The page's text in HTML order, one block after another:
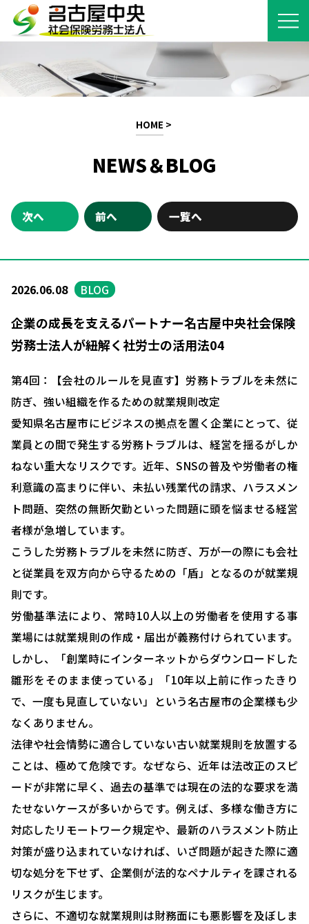
HOME >
NEWS＆BLOG
次へ 前へ 一覧へ
2026.06.08 BLOG
企業の成長を支えるパートナー――名古屋中央社会保険
労務士法人が紐解く社労士の活用法04
第4回：【会社のルールを見直す】労務トラブルを未然に
防ぎ、強い組織を作るための就業規則改定
愛知県名古屋市にビジネスの拠点を置く企業にとって、従
業員との間で発生する労務トラブルは、経営を揺るがしか
ねない重大なリスクです。近年、SNSの普及や労働者の権
利意識の高まりに伴い、未払い残業代の請求、ハラスメン
ト問題、突然の無断欠勤といった問題に頭を悩ませる経営
者様が急増しています。
こうした労務トラブルを未然に防ぎ、万が一の際にも会社
と従業員を双方向から守るための「盾」となるのが就業規
則です。
労働基準法により、常時10人以上の労働者を使用する事
業場には就業規則の作成・届出が義務付けられています。
しかし、「創業時にインターネットからダウンロードした
雛形をそのまま使っている」「10年以上前に作ったきり
で、一度も見直していない」という名古屋市の企業様も少
なくありません。
法律や社会情勢に適合していない古い就業規則を放置する
ことは、極めて危険です。なぜなら、近年は法改正のスピ
ードが非常に早く、過去の基準では現在の法的な要求を満
たせないケースが多いからです。例えば、多様な働き方に
対応したリモートワーク規定や、最新のハラスメント防止
対策が盛り込まれていなければ、いざ問題が起きた際に適
切な処分を下せず、企業側が法的なペナルティを課される
リスクが生じます。
さらに、不適切な就業規則は財務面にも悪影響を及ぼしま